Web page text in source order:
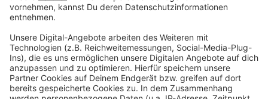
Die heutige Sitzung des Stadtrats ist die letzte in
alter Besetzung. Ab dem 6. November 2025 kommt
der Stadtrat erstmals in seiner neu gewählten
Konstellation zusammen. Politisch kontroverse
Themen dürften dann wieder verstärkt auf die
Tagesordnung kommen. Der Neubau des Technischen